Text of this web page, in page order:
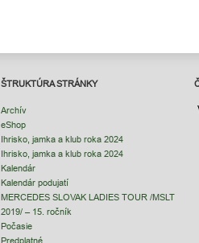
ŠTRUKTÚRA STRÁNKY
Archív
eShop
Ihrisko, jamka a klub roka 2024
Ihrisko, jamka a klub roka 2024
Kalendár
Kalendár podujatí
MERCEDES SLOVAK LADIES TOUR /MSLT
2019/ – 15. ročník
Počasie
Predplatné